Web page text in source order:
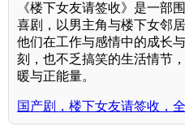
《楼下女友请签收》是一部
喜剧，以男主角与楼下女邻
他们在工作与感情中的成长
刻，也不乏搞笑的生活情节
暖与正能量。
国产剧，楼下女友请签收，全